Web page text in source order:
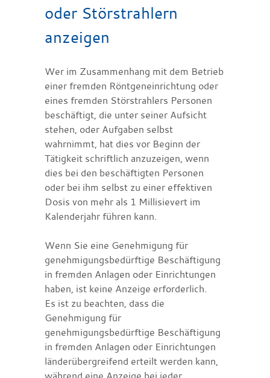
oder Störstrahlern
anzeigen
Wer im Zusammenhang mit dem Betrieb
einer fremden Röntgeneinrichtung oder
eines fremden Störstrahlers Personen
beschäftigt, die unter seiner Aufsicht
stehen, oder Aufgaben selbst
wahrnimmt, hat dies vor Beginn der
Tätigkeit schriftlich anzuzeigen, wenn
dies bei den beschäftigten Personen
oder bei ihm selbst zu einer effektiven
Dosis von mehr als 1 Millisievert im
Kalenderjahr führen kann.
Wenn Sie eine Genehmigung für
genehmigungsbedürftige Beschäftigung
in fremden Anlagen oder Einrichtungen
haben, ist keine Anzeige erforderlich.
Es ist zu beachten, dass die
Genehmigung für
genehmigungsbedürftige Beschäftigung
in fremden Anlagen oder Einrichtungen
länderübergreifend erteilt werden kann,
während eine Anzeige bei jeder